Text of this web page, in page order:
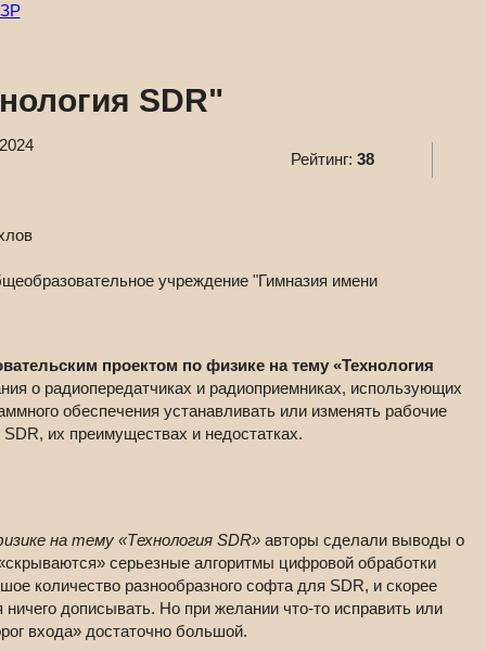
SDR"
Рейтинг: 38
учреждение "Гимназия имени
проектом по физике на тему «Технология
о радиопередатчиках и радиоприемниках, использующих
обеспечения устанавливать или изменять рабочие
их преимуществах и недостатках.
на тему «Технология SDR»авторы сделали выводы о
серьезные алгоритмы цифровой обработки
количество разнообразного софта для SDR, и скорее
дописывать. Но при желании что-то исправить или
входа» достаточно большой.